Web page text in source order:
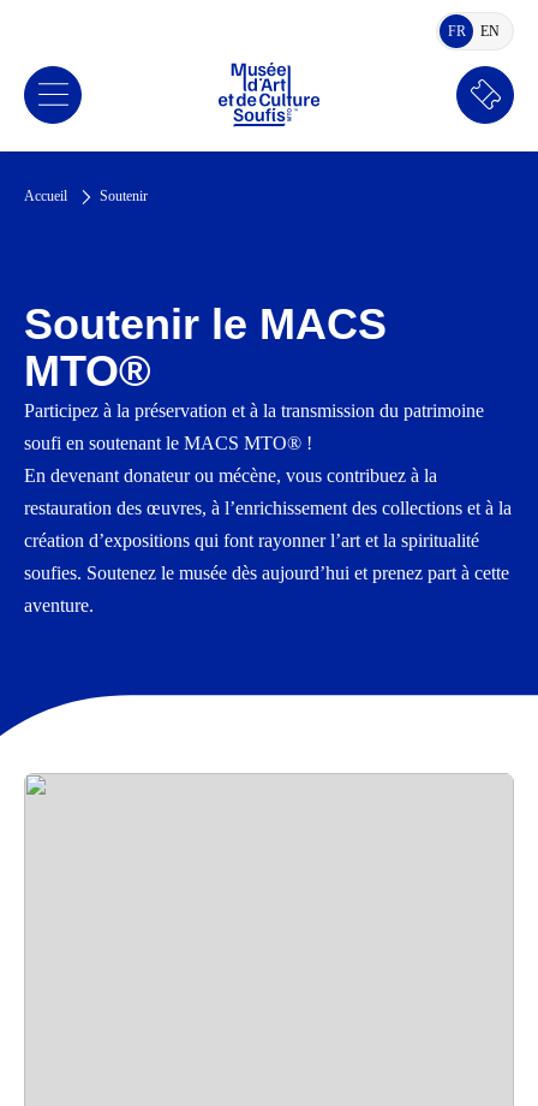
FRFRANÇAIS
EN
Accueil Soutenir
Soutenir le MACS
MTO®
Participez à la préservation et à la transmission du patrimoine
soufi en soutenant le MACS MTO® !
En devenant donateur ou mécène, vous contribuez à la
restauration des œuvres, à l’enrichissement des collections et à la
création d’expositions qui font rayonner l’art et la spiritualité
soufies. Soutenez le musée dès aujourd’hui et prenez part à cette
aventure.